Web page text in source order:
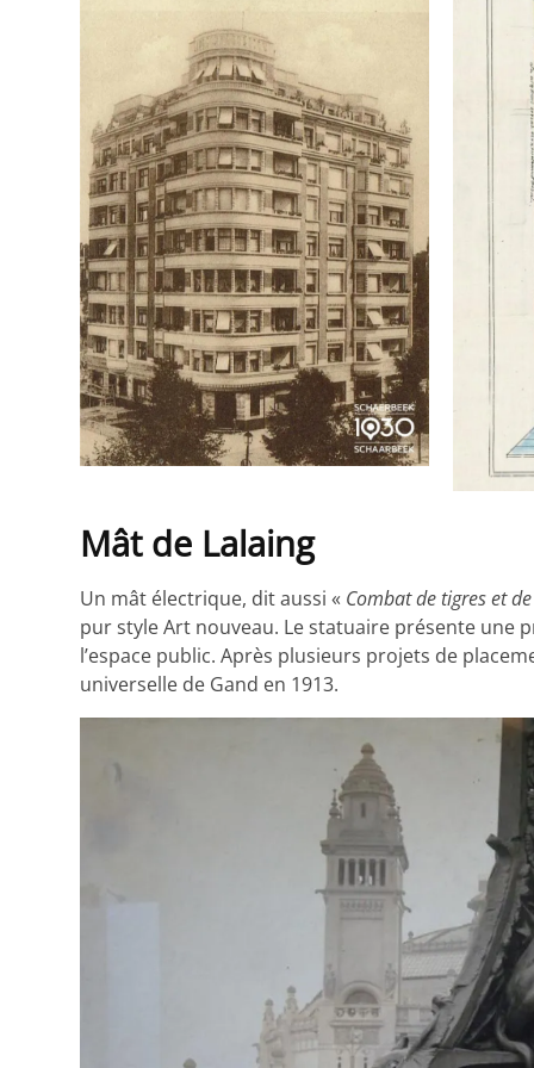
Mât de Lalaing
Un mât électrique, dit aussi « Combat de tigres et
pur style Art nouveau. Le statuaire présente une
l’espace public. Après plusieurs projets de
universelle de Gand en 1913.